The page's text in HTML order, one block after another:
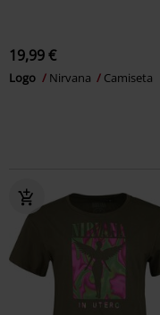
19,99 €
Logo Nirvana Camiseta